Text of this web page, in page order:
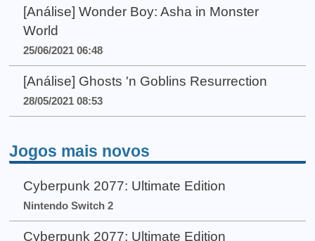
[Análise] Wonder Boy: Asha in Monster
World
25/06/2021 06:48
[Análise] Ghosts 'n Goblins Resurrection
28/05/2021 08:53
Jogos mais novos
Cyberpunk 2077: Ultimate Edition
Nintendo Switch 2
Cyberpunk 2077: Ultimate Edition